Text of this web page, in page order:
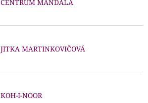
CENTRUM MANDALA
JITKA MARTINKOVIČOVÁ
KOH-I-NOOR